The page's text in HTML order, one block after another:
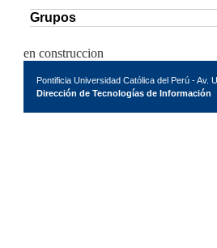
Grupos
en construccion
Pontificia Universidad Católica del Perú - Av.
Dirección de Tecnologías de Información